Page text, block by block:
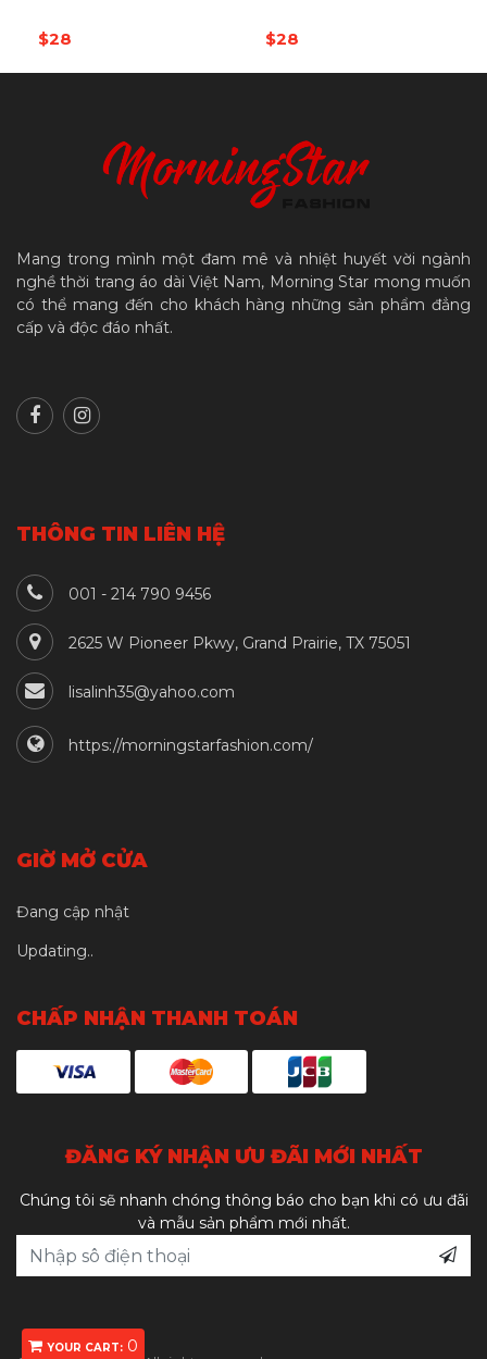
YOUR CART: 0
$28 $28
Mang trong mình một đam mê và nhiệt huyết vời ngành
nghề thời trang áo dài Việt Nam, Morning Star mong muốn
có thể mang đến cho khách hàng những sản phẩm đẳng
cấp và độc đáo nhất.
THÔNG TIN LIÊN HỆ
001 - 214 790 9456
2625 W Pioneer Pkwy, Grand Prairie, TX 75051
lisalinh35@yahoo.com
https://morningstarfashion.com/
GIỜ MỞ CỬA
Đang cập nhật
Updating..
CHẤP NHẬN THANH TOÁN
ĐĂNG KÝ NHẬN ƯU ĐÃI MỚI NHẤT
Chúng tôi sẽ nhanh chóng thông báo cho bạn khi có ưu đãi
và mẫu sản phẩm mới nhất.